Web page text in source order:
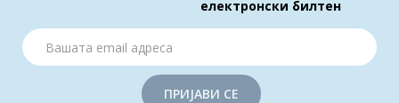
електронски билтен
ПРИЈАВИ СЕ